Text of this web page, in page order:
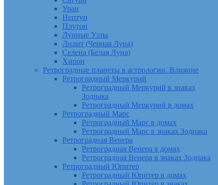
Уран
Нептун
Плутон
Лунные Узлы
Лилит (Черная Луна)
Селена (Белая Луна)
Хирон
Ретроградные планеты в астрологии. Влияние
Ретроградный Меркурий
Ретроградный Меркурий в знаках
Зодиака
Ретроградный Меркурий в домах
Ретроградный Марс
Ретроградный Марс в домах
Ретроградный Марс в знаках Зодиака
Ретроградная Венера
Ретроградная Венера в домах
Ретроградная Венера в знаках Зодиака
Ретроградный Юпитер
Ретроградный Юпитер в домах